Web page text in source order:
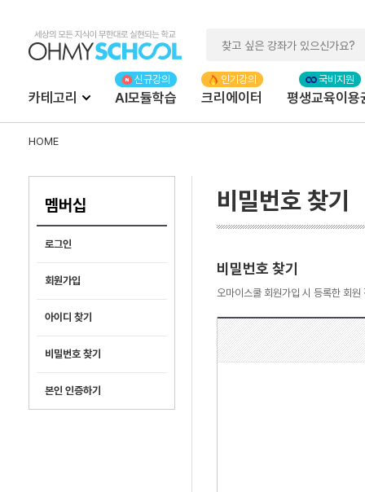
카테고리 AI모듈학습 크리에이터 평생교육이용
HOME
멤버십
로그인
회원가입
아이디 찾기
비밀번호 찾기
본인 인증하기
비밀번호 찾기
비밀번호 찾기
오마이스쿨 회원가입 시 등록한 회